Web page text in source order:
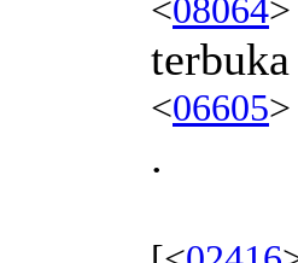
<08064>
terbuka
<06605>
.